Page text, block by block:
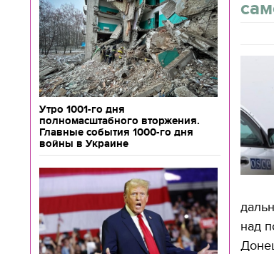
Утро 1001-го дня
полномасштабного вторжения.
Главные события 1000-го дня
войны в Украине
над